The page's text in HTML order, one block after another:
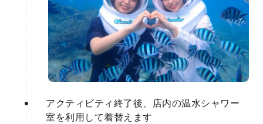
アクティビティ終了後、店内の温水シャワー
室を利用して着替えます